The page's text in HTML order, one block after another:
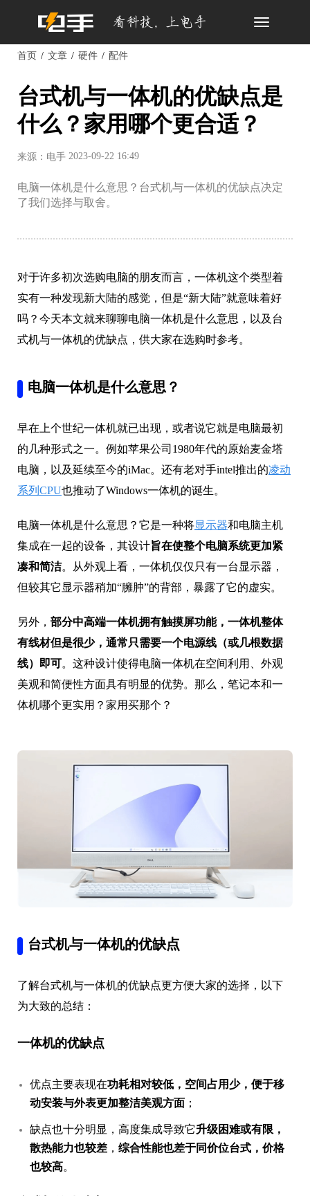
Toggle
首页 文章 硬件 配件
台式机与一体机的优缺点是
什么？家用哪个更合适？
来源：电手 2023-09-22 16:49
电脑一体机是什么意思？台式机与一体机的优缺点决定
了我们选择与取舍。
对于许多初次选购电脑的朋友而言，一体机这个类型着
实有一种发现新大陆的感觉，但是“新大陆”就意味着好
吗？今天本文就来聊聊电脑一体机是什么意思，以及台
式机与一体机的优缺点，供大家在选购时参考。
电脑一体机是什么意思？
早在上个世纪一体机就已出现，或者说它就是电脑最初
的几种形式之一。例如苹果公司 1980年代的原始麦金塔
电脑，以及延续至今的iMac。还有老对手intel推出的凌动
系列CPU也推动了Windows一体机的诞生。
电脑一体机是什么意思？它是一种将显示器和电脑主机
集成在一起的设备，其设计旨在使整个电脑系统更加紧
凑和简洁。从外观上看，一体机仅仅只有一台显示器，
但较其它显示器稍加“臃肿”的背部，暴露了它的虚实。
另外， 部分中高端一体机拥有触摸屏功能，一体机整体
有线材但是很少，通常只需要一个电源线（或几根数据
线）即可。这种设计使得电脑一体机在空间利用、外观
美观和简便性方面具有明显的优势。那么，笔记本和一
体机哪个更实用？家用买那个？
台式机与一体机的优缺点
了解台式机与一体机的优缺点更方便大家的选择，以下
为大致的总结：
一体机的优缺点
优点主要表现在功耗相对较低，空间占用少，便于移
动安装与外表更加整洁美观方面 ；
缺点也十分明显，高度集成导致它升级困难或有限，
散热能力也较差 ， 综合性能也差于同价位台式，价格
也较高。